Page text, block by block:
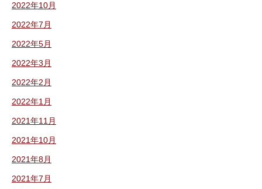
2022年10月
2022年7月
2022年5月
2022年3月
2022年2月
2022年1月
2021年11月
2021年10月
2021年8月
2021年7月